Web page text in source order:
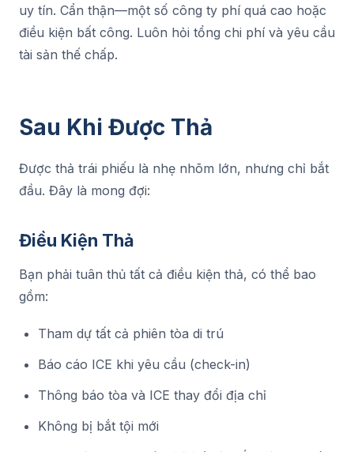
uy tín. Cẩn thận—một số công ty phí quá cao hoặc
điều kiện bất công. Luôn hỏi tổng chi phí và yêu cầu
tài sản thế chấp.
Sau Khi Được Thả
Được thả trái phiếu là nhẹ nhõm lớn, nhưng chỉ bắt
đầu. Đây là mong đợi:
Điều Kiện Thả
Bạn phải tuân thủ tất cả điều kiện thả, có thể bao
gồm:
Tham dự tất cả phiên tòa di trú
Báo cáo ICE khi yêu cầu (check-in)
Thông báo tòa và ICE thay đổi địa chỉ
Không bị bắt tội mới